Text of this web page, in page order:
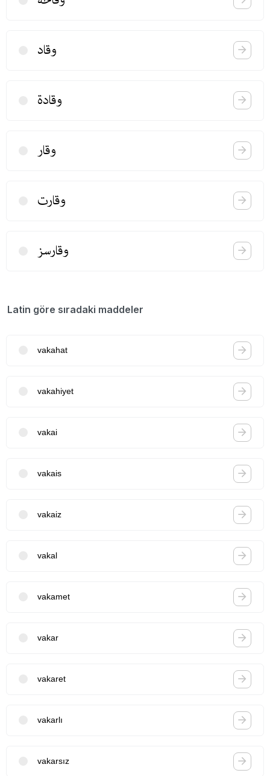
وقاد
وقادة
وقار
وقارت
وقارسز
Latin göre sıradaki maddeler
vakahat
vakahiyet
vakai
vakais
vakaiz
vakal
vakamet
vakar
vakaret
vakarlı
vakarsız